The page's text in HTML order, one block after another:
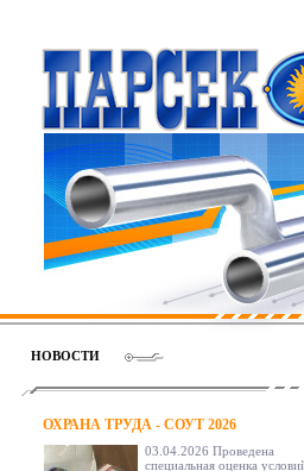
НОВОСТИ
ОХРАНА ТРУДА - СОУТ 2026
03.04.2026 Проведена
специальная оценка